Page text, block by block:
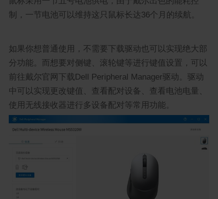
制，一节电池可以维持这只鼠标长达36个月的续航。
如果你想普通使用，不需要下载驱动也可以实现绝大部
分功能。而想要对侧键、滚轮键等进行键值设置，可以
前往戴尔官网下载Dell Peripheral Manager驱动。驱动
中可以实现更改键值、查看配对设备、查看电池电量、
使用无线接收器进行多设备配对等常用功能。